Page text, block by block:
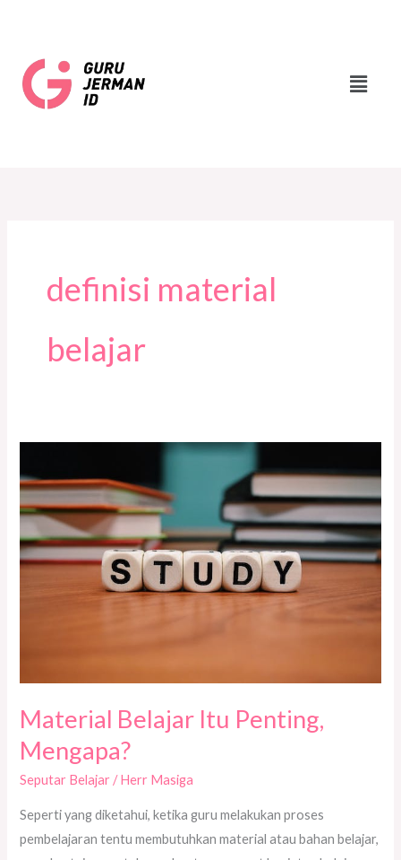
content
Menu
definisi material
belajar
Material Belajar Itu Penting,
Mengapa?
Seputar Belajar /Herr Masiga
Seperti yang diketahui, ketika guru melakukan proses
pembelajaran tentu membutuhkan material atau bahan belajar,
Belajar
Itu
Penting,
Mengapa?